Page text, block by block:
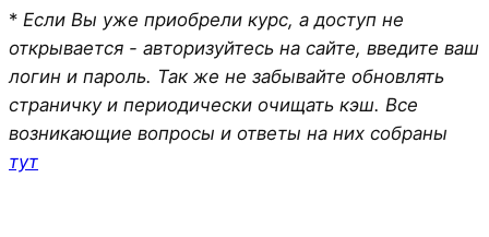
* Если Вы уже приобрели курс, а доступ не
открывается - авторизуйтесь на сайте, введите ваш
логин и пароль. Так же не забывайте обновлять
страничку и периодически очищать кэш. Все
возникающие вопросы и ответы на них собраны
тут